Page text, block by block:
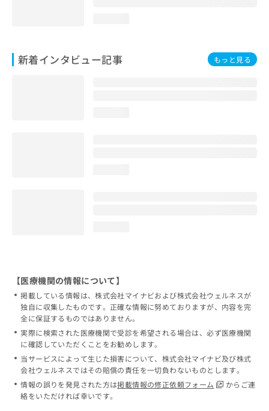
新着インタビュー記事 もっと見る
【医療機関の情報について】
掲載している情報は、株式会社マイナビおよび株式会社ウェルネスが
独自に収集したものです。正確な情報に努めておりますが、内容を完
全に保証するものではありません。
実際に検索された医療機関で受診を希望される場合は、必ず医療機関
に確認していただくことをお勧めします。
当サービスによって生じた損害について、株式会社マイナビ及び株式
会社ウェルネスではその賠償の責任を一切負わないものとします。
情報の誤りを発見された方は掲載情報の修正依頼フォーム
からご連
絡をいただければ幸いです。